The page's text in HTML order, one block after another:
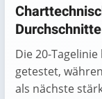
Die 20-
getestet,
als nächste